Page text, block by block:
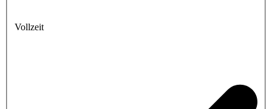
Vollzeit